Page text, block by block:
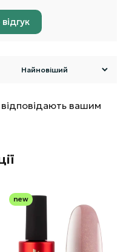
відповідають вашим
new